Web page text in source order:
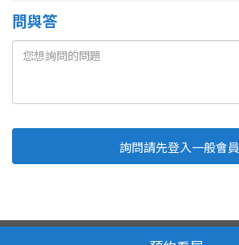
問與答
詢問請先登入一般會員